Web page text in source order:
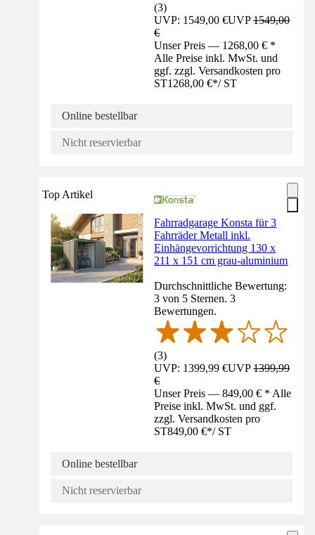
(3)
UVP: 1549,00 €UVP1549,00
€
Unser Preis — 1268,00 € *
Alle Preise inkl. MwSt. und
ggf. zzgl. Versandkosten pro
ST1268,00 €*/ ST
Online bestellbar
Nicht reservierbar
Top Artikel
Fahrradgarage Konsta für 3
Fahrräder Metall inkl.
Einhängevorrichtung 130 x
211 x 151 cm grau-aluminium
Durchschnittliche Bewertung:
3 von 5 Sternen. 3
Bewertungen.
(3)
UVP: 1399,99 €UVP1399,99
€
Unser Preis — 849,00 € * Alle
Preise inkl. MwSt. und ggf.
zzgl. Versandkosten pro
ST849,00 €*/ ST
Online bestellbar
Nicht reservierbar